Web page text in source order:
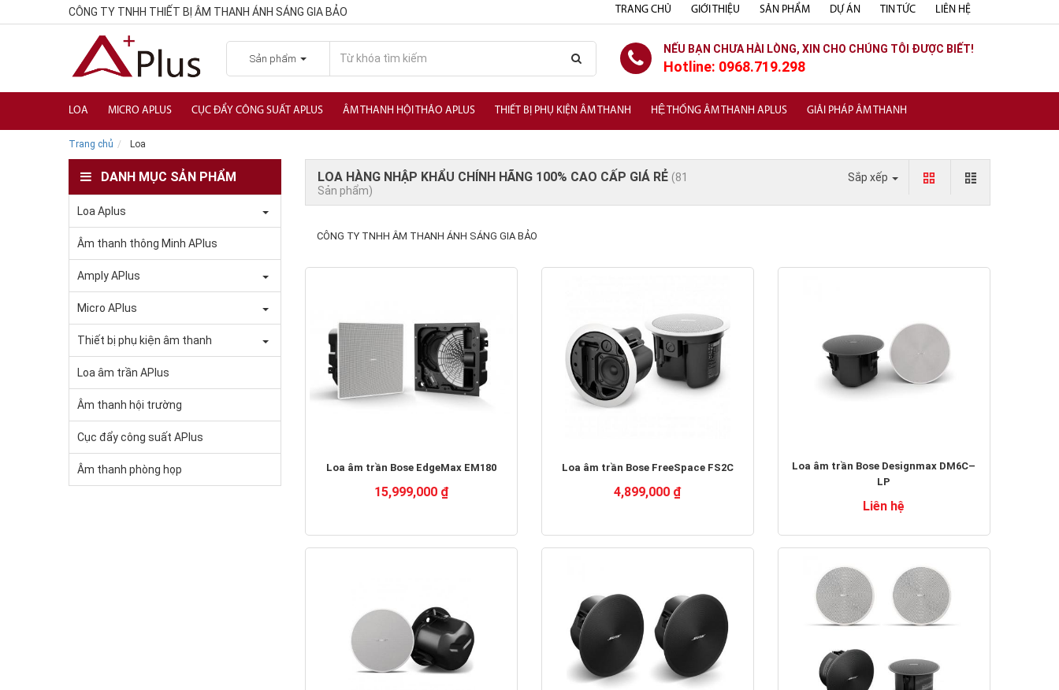
CÔNG TY TNHH THIẾT BỊ ÂM THANH ÁNH SÁNG GIA BẢO TRANG CHỦ GIỚI THIỆU SẢN PHẨM DỰ ÁN TIN TỨC LIÊN HỆ
Sản phẩm
NẾU BẠN CHƯA HÀI LÒNG, XIN CHO CHÚNG TÔI ĐƯỢC BIẾT!
Hotline: 0968.719.298
LOA MICRO APLUS CỤC ĐẨY CÔNG SUẤT APLUS ÂM THANH HỘI THẢO APLUS THIẾT BỊ PHỤ KIỆN ÂM THANH HỆ THỐNG ÂM THANH APLUS GIẢI PHÁP ÂM THANH
Trang chủ Loa
DANH MỤC SẢN PHẨM
Loa Aplus
Âm thanh thông Minh APlus
Amply APlus
Micro APlus
Thiết bị phụ kiện âm thanh
Loa âm trần APlus
Âm thanh hội trường
Cục đẩy công suất APlus
Âm thanh phòng họp
LOA HÀNG NHẬP KHẨU CHÍNH HÃNG 100% CAO CẤP GIÁ RẺ (81
Sản phẩm)
Sắp xếp
CÔNG TY TNHH ÂM THANH ÁNH SÁNG GIA BẢO
Loa âm trần Bose EdgeMax EM180
15,999,000 ₫
Loa âm trần Bose FreeSpace FS2C
4,899,000 ₫
Loa âm trần Bose Designmax DM6C–
LP
Liên hệ